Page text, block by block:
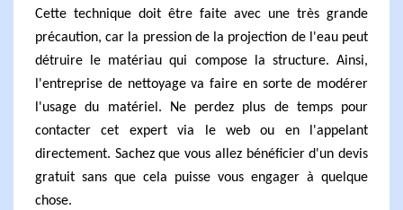
Cette technique doit être faite avec une très grande
précaution, car la pression de la projection de l'eau peut
détruire le matériau qui compose la structure. Ainsi,
l'entreprise de nettoyage va faire en sorte de modérer
l'usage du matériel. Ne perdez plus de temps pour
contacter cet expert via le web ou en l'appelant
directement. Sachez que vous allez bénéficier d'un devis
gratuit sans que cela puisse vous engager à quelque
chose.